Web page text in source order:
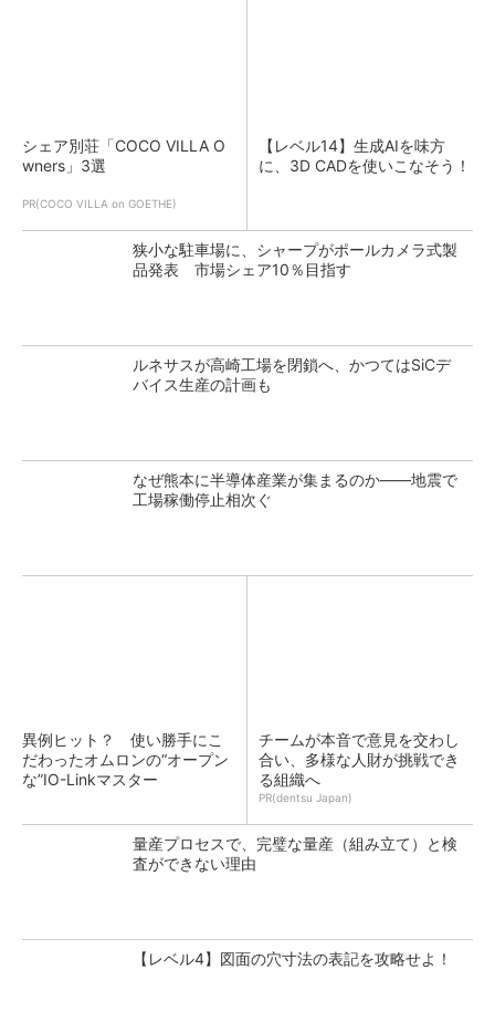
シェア別荘「COCO VILLA O
wners」3選
PR(COCO VILLA on GOETHE)
【レベル14】生成AIを味方
に、3D CADを使いこなそう！
狭小な駐車場に、シャープがポールカメラ式製
品発表 市場シェア10％目指す
ルネサスが高崎工場を閉鎖へ、かつてはSiCデ
バイス生産の計画も
なぜ熊本に半導体産業が集まるのか――地震で
工場稼働停止相次ぐ
異例ヒット？ 使い勝手にこ
だわったオムロンの“オープン
な”IO-Linkマスター
チームが本音で意見を交わし
合い、多様な人財が挑戦でき
る組織へ
PR(dentsu Japan)
量産プロセスで、完璧な量産（組み立て）と検
査ができない理由
【レベル4】図面の穴寸法の表記を攻略せよ！